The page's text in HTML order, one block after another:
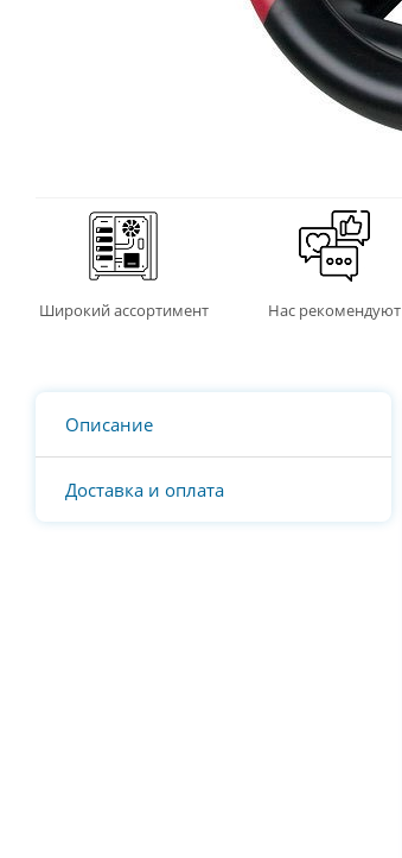
Широкий ассортимент Нас рекомендуют
Описание
Доставка и оплата